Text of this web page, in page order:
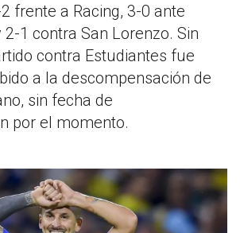
frente a Racing, 3-0 ante
1 contra San Lorenzo. Sin
contra Estudiantes fue
a la descompensación de
sin fecha de
por el momento.